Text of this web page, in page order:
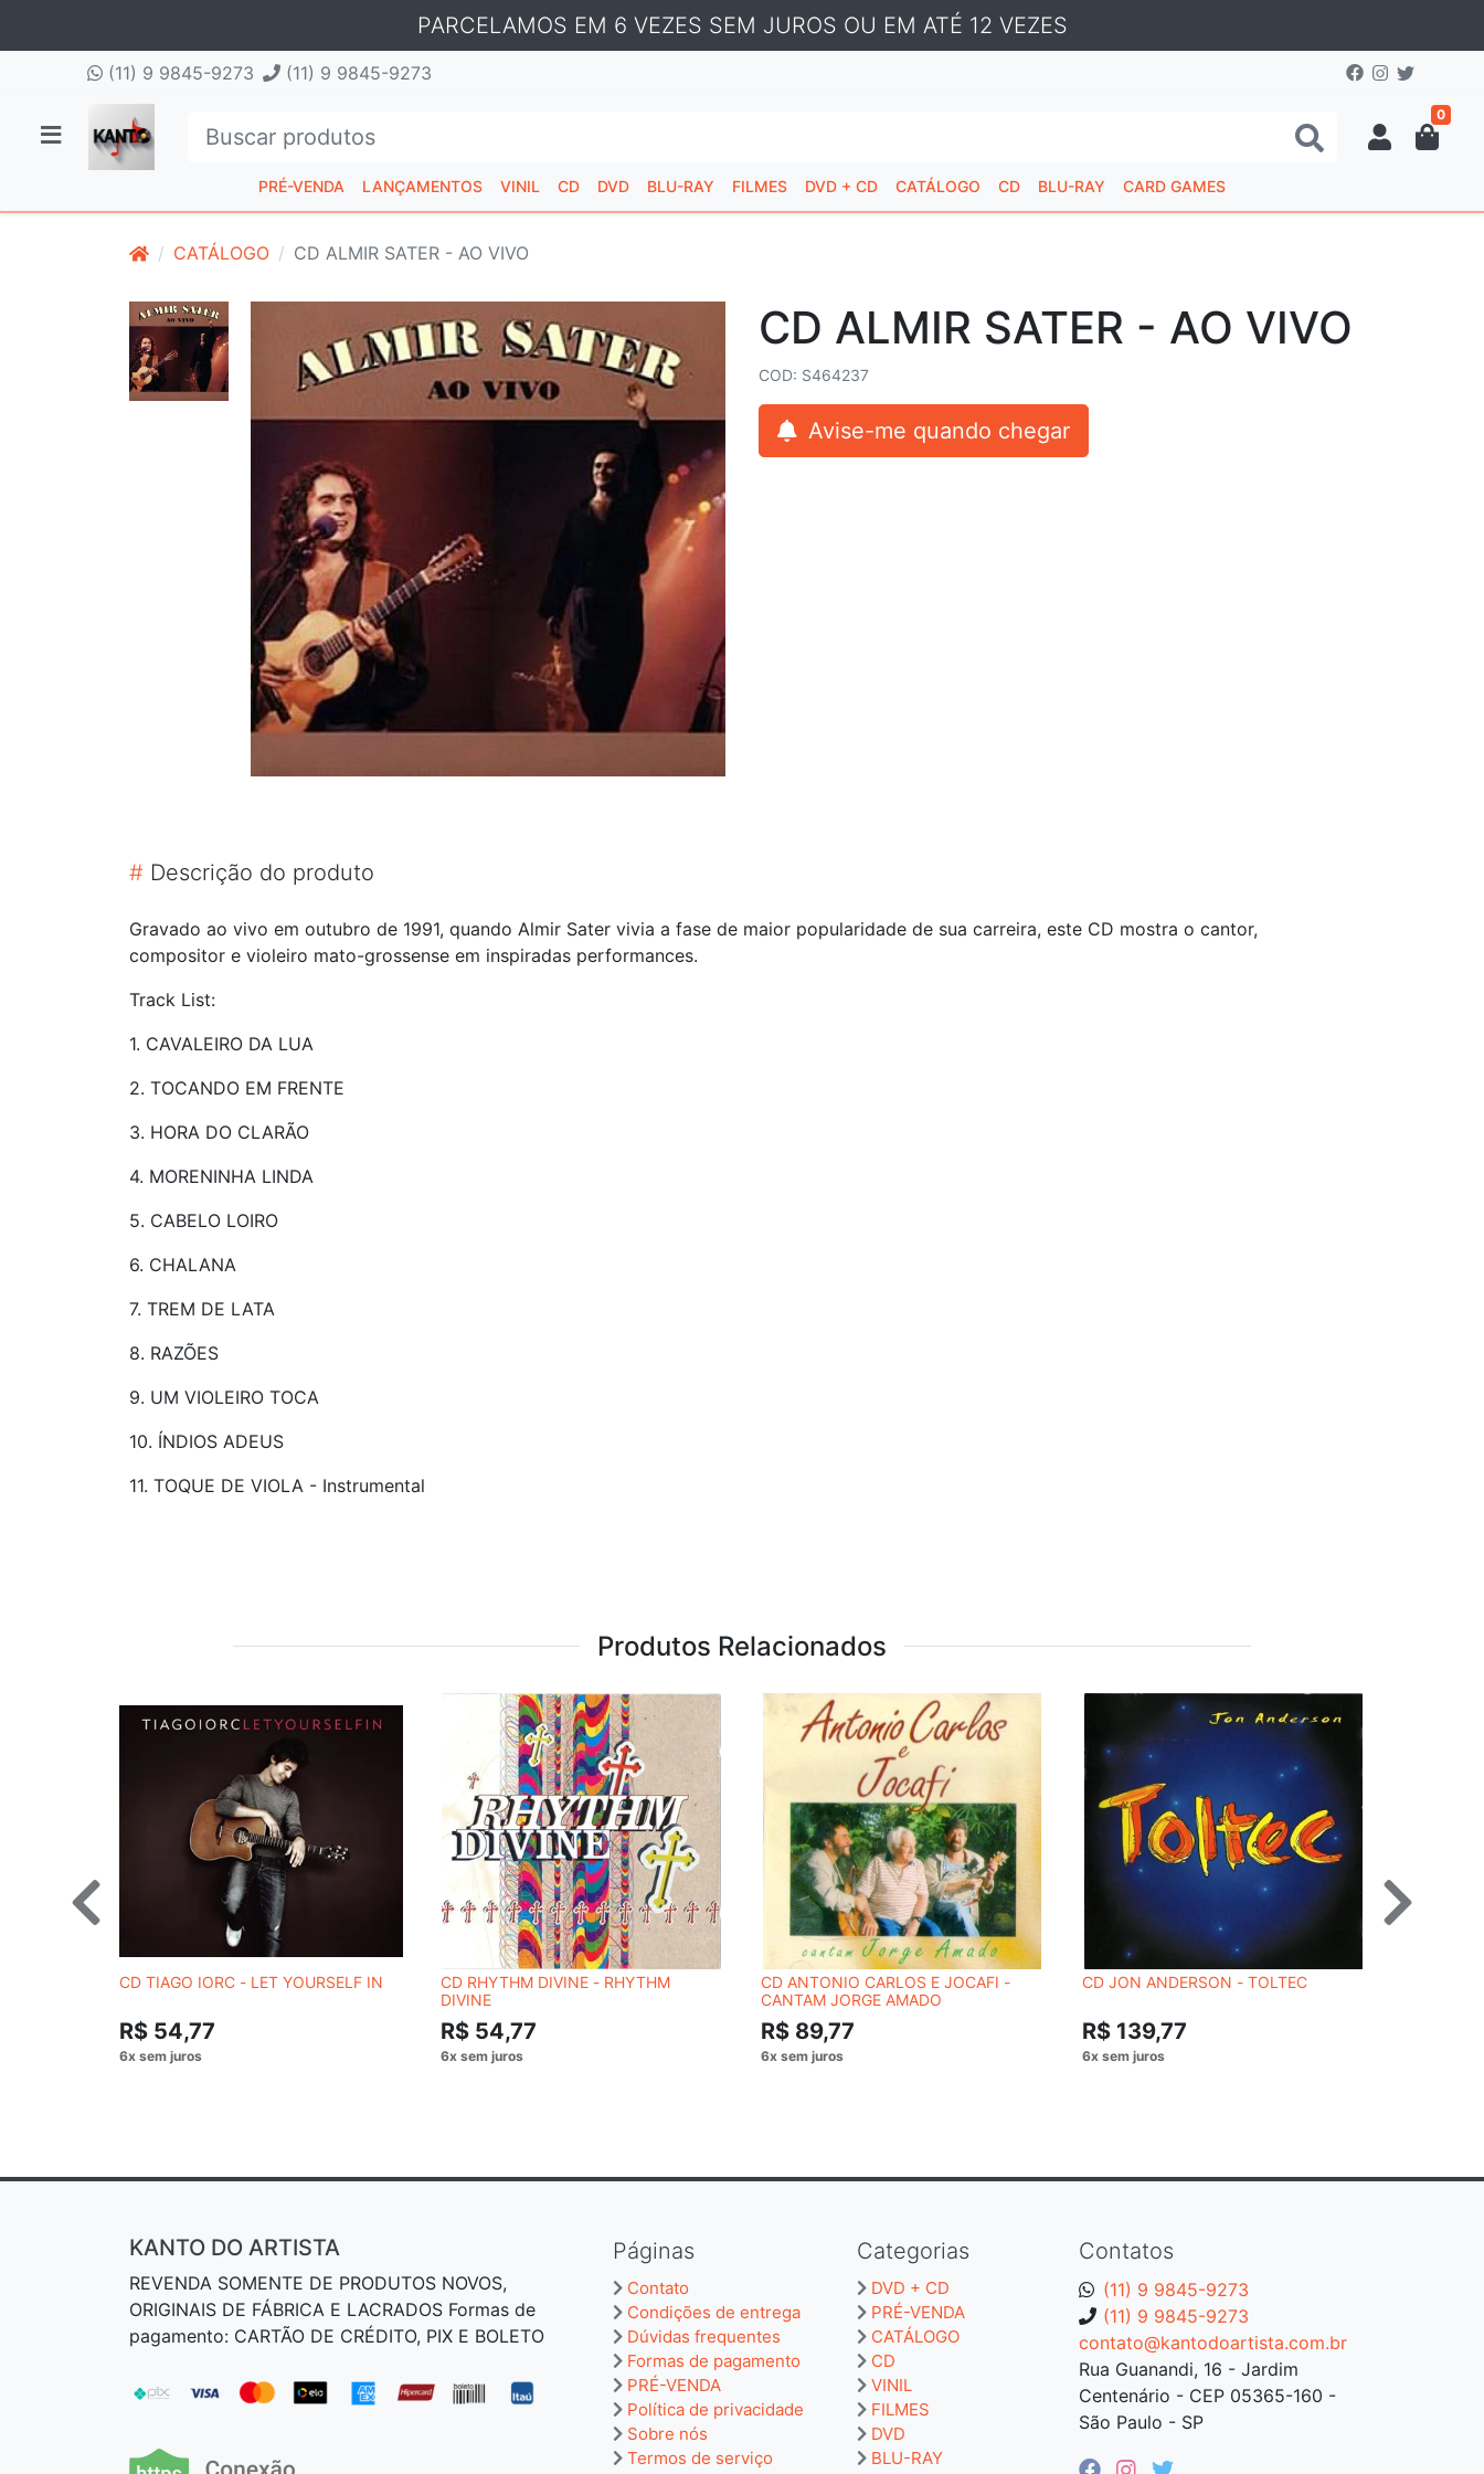
PARCELAMOS EM 6 VEZES SEM JUROS OU EM ATÉ 12 VEZES
(11) 9 9845-9273 (11) 9 9845-9273
0
PRÉ-VENDA LANÇAMENTOS VINIL CD DVD BLU-RAY FILMES DVD + CD CATÁLOGO CD BLU-RAY CARD GAMES
CATÁLOGO CD ALMIR SATER - AO VIVO
CD ALMIR SATER - AO VIVO
COD: S464237
Avise-me quando chegar
# Descrição do produto
Gravado ao vivo em outubro de 1991, quando Almir Sater vivia a fase de maior popularidade de sua carreira, este CD mostra o cantor,
compositor e violeiro mato-grossense em inspiradas performances.
Track List:
1. CAVALEIRO DA LUA
2. TOCANDO EM FRENTE
3. HORA DO CLARÃO
4. MORENINHA LINDA
5. CABELO LOIRO
6. CHALANA
7. TREM DE LATA
8. RAZÕES
9. UM VIOLEIRO TOCA
10. ÍNDIOS ADEUS
11. TOQUE DE VIOLA - Instrumental
Produtos Relacionados
CD TIAGO IORC - LET YOURSELF IN
R$ 54,77
CD RHYTHM DIVINE - RHYTHM
DIVINE
R$ 54,77
CD ANTONIO CARLOS E JOCAFI -
CANTAM JORGE AMADO
R$ 89,77
CD JON ANDERSON - TOLTEC
R$ 139,77
Contatos
(11) 9 9845-9273
(11) 9 9845-9273
contato@kantodoartista.com.br
Rua Guanandi, 16 - Jardim
Centenário - CEP 05365-160 -
São Paulo - SP
Páginas
Contato
Condições de entrega
Dúvidas frequentes
Formas de pagamento
PRÉ-VENDA
Política de privacidade
Sobre nós
Termos de serviço
Categorias
DVD + CD
PRÉ-VENDA
CATÁLOGO
CD
VINIL
FILMES
DVD
BLU-RAY
KANTO DO ARTISTA
REVENDA SOMENTE DE PRODUTOS NOVOS,
ORIGINAIS DE FÁBRICA E LACRADOS Formas de
pagamento: CARTÃO DE CRÉDITO, PIX E BOLETO